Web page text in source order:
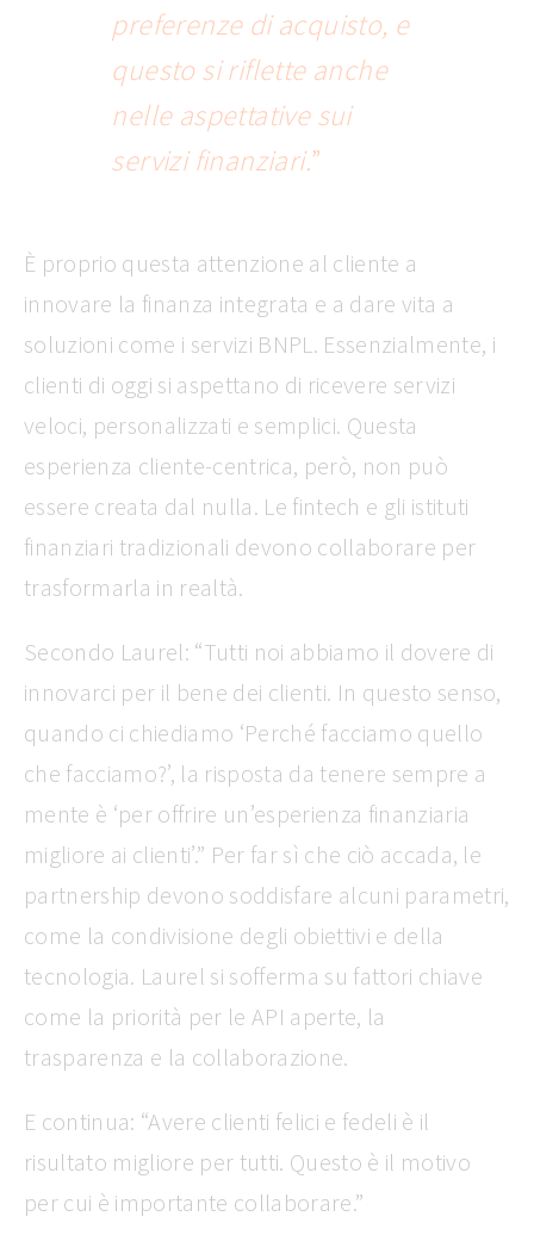
preferenze di acquisto, e
questo si riflette anche
nelle aspettative sui
servizi finanziari.”
È proprio questa attenzione al cliente a
innovare la finanza integrata e a dare vita a
soluzioni come i servizi BNPL. Essenzialmente, i
clienti di oggi si aspettano di ricevere servizi
veloci, personalizzati e semplici. Questa
esperienza cliente-centrica, però, non può
essere creata dal nulla. Le fintech e gli istituti
finanziari tradizionali devono collaborare per
trasformarla in realtà.
Secondo Laurel: “Tutti noi abbiamo il dovere di
innovarci per il bene dei clienti. In questo senso,
quando ci chiediamo ‘Perché facciamo quello
che facciamo?’, la risposta da tenere sempre a
mente è ‘per offrire un’esperienza finanziaria
migliore ai clienti’.” Per far sì che ciò accada, le
partnership devono soddisfare alcuni parametri,
come la condivisione degli obiettivi e della
tecnologia. Laurel si sofferma su fattori chiave
come la priorità per le API aperte, la
trasparenza e la collaborazione.
E continua: “Avere clienti felici e fedeli è il
risultato migliore per tutti. Questo è il motivo
per cui è importante collaborare.”